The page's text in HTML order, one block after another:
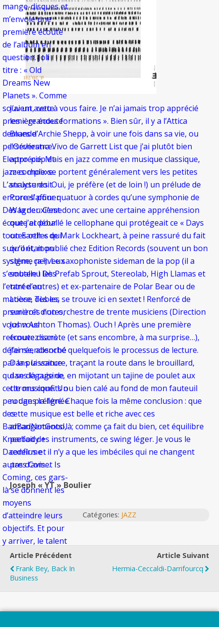
mange-disques et
m’envoie une
première écoute
de l’album en
question. Joli
titre : « Old
Dreams New
Planets ». Comme
souvent, cette
première écoute
demande
persévérance.
Electro-pop et
jazz complexe.
L’analyse doit
encore s’affiner.
Dès la deuxième
écoute et pour
toutes celles qui
suivront, mon
système nerveux
s’emballe ! Dès
l’entrée en
matière, dès les
premières notes,
vous vous
retrouvez sans
défense, absorbé
par la puissance
qui se dégage de
cette musique. Un
peu dans la lignée
des
BadBadNotGood,
Kneebody +
Daedelus et
autres Comet Is
Coming, ces gars-
là se donnent les
moyens
d’atteindre leurs
objectifs. Et pour
y arriver, le talent
ne suffit pas.
Encore faut-il
abandonner ses
complexes au
J’ai un aveu à vous faire. Je n’ai jamais trop apprécié
les « grandes formations ». Bien sûr, il y a l’Attica
Blues d’Archie Shepp, à voir une fois dans sa vie, ou
l’Orchestra Vivo de Garrett List que j’ai plutôt bien
apprécié. Mais en jazz comme en musique classique,
mes choix se portent généralement vers les petites
structures. Oui, je préfère (et de loin !) un prélude de
Purcell pour quatuor à cordes qu’une symphonie de
Wagner. C’est donc avec une certaine appréhension
que j’ai déballé le cellophane qui protégeait ce « Days
on Earth » de Mark Lockheart, à peine rassuré du fait
qu’il était publié chez Edition Records (souvent un bon
signe, ça !). Le saxophoniste sideman de la pop (il a
soutenu les Prefab Sprout, Stereolab, High Llamas et
tant d’autres) et ex-partenaire de Polar Bear ou de
Loose Tubes, se trouve ici en sextet ! Renforcé de
surcroît d’un orchestre de trente musiciens (Direction
John Ashton Thomas). Ouch ! Après une première
écoute discrète (et sans encombre, à ma surprise…),
j’ai réenclenché quelquefois le processus de lecture.
Dans la voiture, traçant la route dans le brouillard,
dans la cuisine, en mijotant un tajine de poulet aux
citrons confits ou bien calé au fond de mon fauteuil
rouge préféré. Chaque fois la même conclusion : que
cette musique est belle et riche avec ces
arrangements-là; comme ça fait du bien, cet équilibre
parfait des instruments, ce swing léger. Je vous le
confirme : il n’y a que les imbéciles qui ne changent
pas d’avis…
Joseph « YT » Boulier
Catégories: JAZZ
Article Précédent
Frank Bey, Back In
Business
Article Suivant
Hermia-Ceccaldi-Darrifourcq